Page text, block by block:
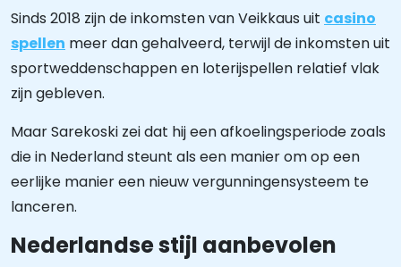
Sinds 2018 zijn de inkomsten van Veikkaus uit casino
spellen meer dan gehalveerd, terwijl de inkomsten uit
sportweddenschappen en loterijspellen relatief vlak
zijn gebleven.
Maar Sarekoski zei dat hij een afkoelingsperiode zoals
die in Nederland steunt als een manier om op een
eerlijke manier een nieuw vergunningensysteem te
lanceren.
Nederlandse stijl aanbevolen